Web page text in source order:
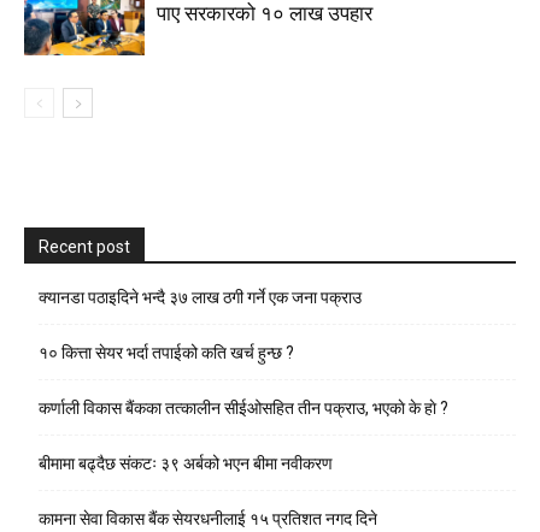
पाए सरकारको १० लाख उपहार
Recent post
क्यानडा पठाइदिने भन्दै ३७ लाख ठगी गर्ने एक जना पक्राउ
१० कित्ता सेयर भर्दा तपाईको कति खर्च हुन्छ ?
कर्णाली विकास बैंकका तत्कालीन सीईओसहित तीन पक्राउ, भएकाे के हाे ?
बीमामा बढ्दैछ संकटः ३९ अर्बको भएन बीमा नवीकरण
कामना सेवा विकास बैंक सेयरधनीलाई १५ प्रतिशत नगद दिने